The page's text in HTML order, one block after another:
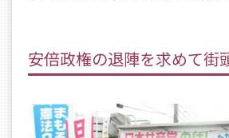
安倍政権の退陣を求めて街